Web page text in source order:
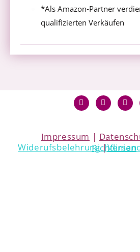
*Als Amazon-Partner
qualifizierten Verkäufen
Impressum |
Widerufsbelehrung|
Cookie-Richtlinien